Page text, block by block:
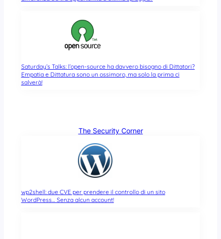
Saturday’s Talks: l’open-source ha davvero bisogno di Dittatori?
Empatia e Dittatura sono un ossimoro, ma solo la prima ci
salverà!
The Security Corner
wp2shell: due CVE per prendere il controllo di un sito
WordPress… Senza alcun account!